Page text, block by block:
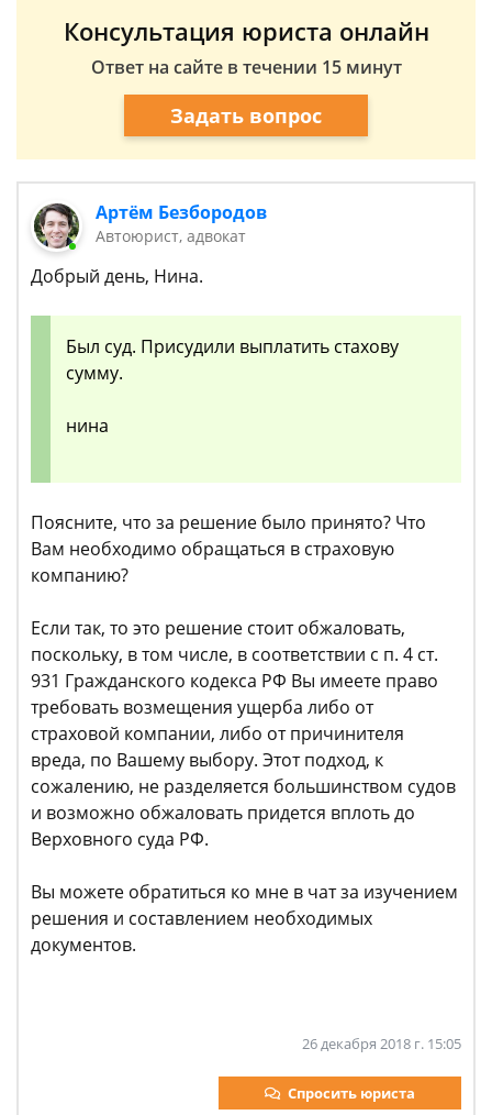
Консультация юриста онлайн
Ответ на сайте в течении 15 минут
Задать вопрос
Артём Безбородов
Автоюрист, адвокат
Добрый день, Нина.
Был суд. Присудили выплатить стахову
сумму.
нина
Поясните, что за решение было принято? Что
Вам необходимо обращаться в страховую
компанию?
Если так, то это решение стоит обжаловать,
поскольку, в том числе, в соответствии с п. 4 ст.
931 Гражданского кодекса РФ Вы имеете право
требовать возмещения ущерба либо от
страховой компании, либо от причинителя
вреда, по Вашему выбору. Этот подход, к
сожалению, не разделяется большинством судов
и возможно обжаловать придется вплоть до
Верховного суда РФ.
Вы можете обратиться ко мне в чат за изучением
решения и составлением необходимых
документов.
26 декабря 2018 г. 15:05
Спросить юриста